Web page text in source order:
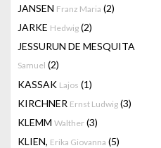
JANSEN Franz Maria (2)
JARKE Hedwig (2)
JESSURUN DE MESQUITA
Samuel (2)
KASSAK Lajos (1)
KIRCHNER Ernst Ludwig (3)
KLEMM Walther (3)
KLIEN, Erika Giovanna (5)